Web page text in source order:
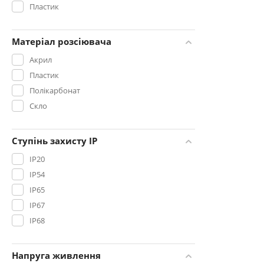
11500
Пластик
Матеріал розсіювача
Акрил
Пластик
Полікарбонат
Скло
Ступінь захисту IP
IP20
IP54
IP65
IP67
IP68
Напруга живлення